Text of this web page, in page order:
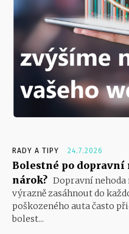
RADY A TIPY 24.7.2026
Bolestné po dopravní
nárok? Dopravní
výrazně zasáhnout do
poškozeného auta často
bolest...